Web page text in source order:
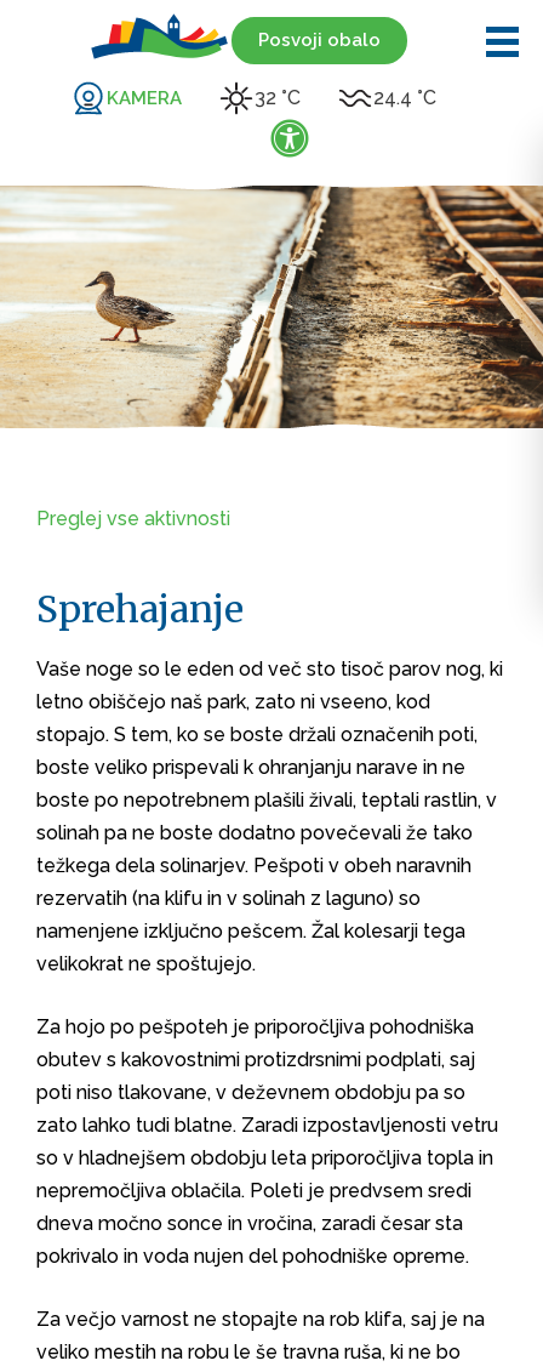
Posvoji obalo
KAMERA 32 °C 24.4 °C
Preglej vse aktivnosti
Sprehajanje
Vaše noge so le eden od več sto tisoč parov nog, ki
letno obiščejo naš park, zato ni vseeno, kod
stopajo. S tem, ko se boste držali označenih poti,
boste veliko prispevali k ohranjanju narave in ne
boste po nepotrebnem plašili živali, teptali rastlin, v
solinah pa ne boste dodatno povečevali že tako
težkega dela solinarjev. Pešpoti v obeh naravnih
rezervatih (na klifu in v solinah z laguno) so
namenjene izključno pešcem. Žal kolesarji tega
velikokrat ne spoštujejo.
Za hojo po pešpoteh je priporočljiva pohodniška
obutev s kakovostnimi protizdrsnimi podplati, saj
poti niso tlakovane, v deževnem obdobju pa so
zato lahko tudi blatne. Zaradi izpostavljenosti vetru
so v hladnejšem obdobju leta priporočljiva topla in
nepremočljiva oblačila. Poleti je predvsem sredi
dneva močno sonce in vročina, zaradi česar sta
pokrivalo in voda nujen del pohodniške opreme.
Za večjo varnost ne stopajte na rob klifa, saj je na
veliko mestih na robu le še travna ruša, ki ne bo